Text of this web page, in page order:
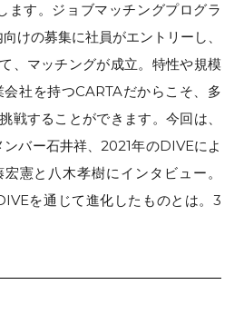
ます。ジョブマッチングプログラ
けの募集に社員がエントリーし、
、マッチングが成立。特性や規模
社を持つCARTAだからこそ、多
戦することができます。今回は、
バー石井祥、2021年のDIVEによ
憲と八木孝樹にインタビュー。
を通じて進化したものとは。3